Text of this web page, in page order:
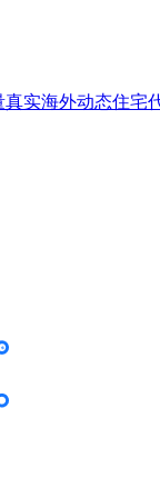
真实海外动态住宅